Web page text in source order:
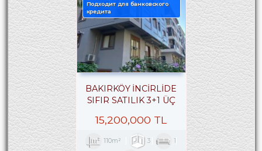
Подходит для банковского
кредита
BAKIRKÖY İNCİRLİDE
SIFIR SATILIK 3+1 ÜÇ
15,200,000 TL
110m² 3 1